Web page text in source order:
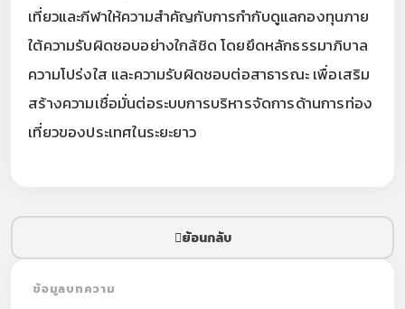
เที่ยวและกีฬาให้ความสำคัญกับการกำกับดูแลกองทุนภาย
ใต้ความรับผิดชอบอย่างใกล้ชิด โดยยึดหลักธรรมาภิบาล
ความโปร่งใส และความรับผิดชอบต่อสาธารณะ เพื่อเสริม
สร้างความเชื่อมั่นต่อระบบการบริหารจัดการด้านการท่อง
เที่ยวของประเทศในระยะยาว
ย้อนกลับ
ข้อมูลบทความ